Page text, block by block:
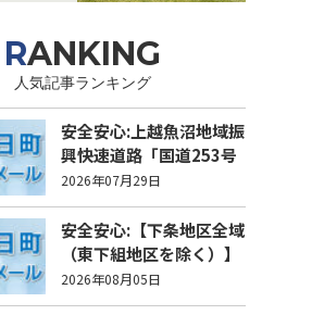
RANKING
人気記事ランキング
安全安心:上越魚沼地域振
興快速道路「国道253号
八箇峠道路」の通行規制
について
2026年07月29日
安全安心:【下条地区全域
（東下組地区を除く）】
洗管作業に伴う水道の濁
りの発生について
2026年08月05日